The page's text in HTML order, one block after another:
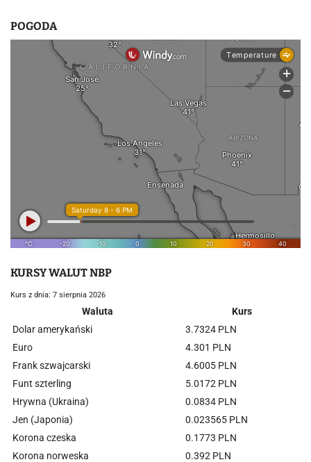
POGODA
KURSY WALUT NBP
Kurs z dnia: 7 sierpnia 2026
Waluta
Kurs
Dolar amerykański
3.7324 PLN
Euro
4.301 PLN
Frank szwajcarski
4.6005 PLN
Funt szterling
5.0172 PLN
Hrywna (Ukraina)
0.0834 PLN
Jen (Japonia)
0.023565 PLN
Korona czeska
0.1773 PLN
Korona norweska
0.392 PLN